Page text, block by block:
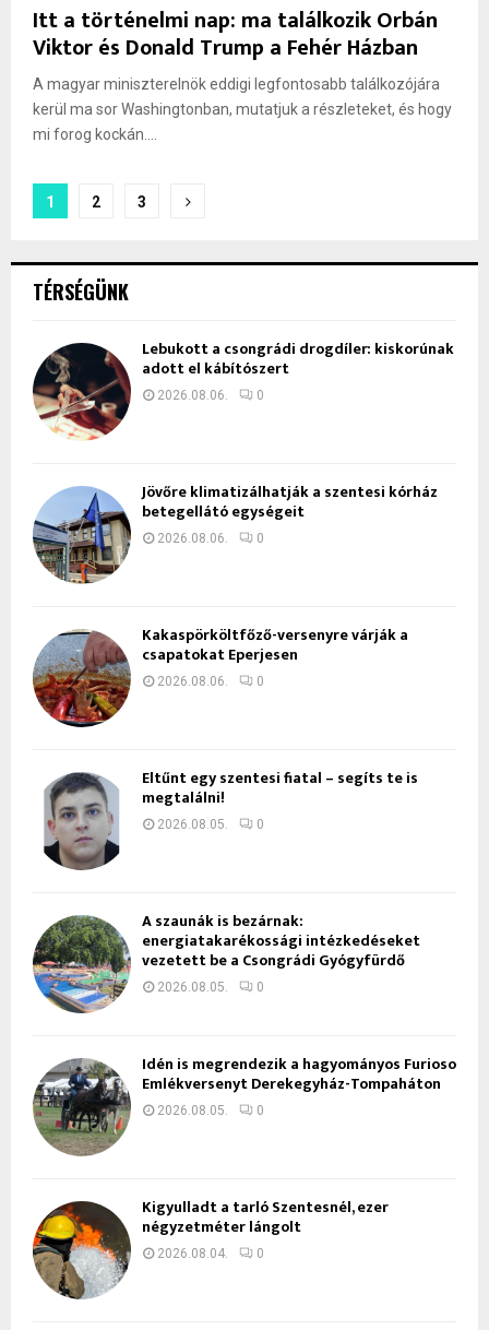
Itt a történelmi nap: ma találkozik Orbán
Viktor és Donald Trump a Fehér Házban
A magyar miniszterelnök eddigi legfontosabb találkozójára
kerül ma sor Washingtonban, mutatjuk a részleteket, és hogy
mi forog kockán....
Bejegyzések
1 2 3
TÉRSÉGÜNK
Lebukott a csongrádi drogdíler: kiskorúnak
adott el kábítószert
2026.08.06. 0
Jövőre klimatizálhatják a szentesi kórház
betegellátó egységeit
2026.08.06. 0
Kakaspörköltfőző-versenyre várják a
csapatokat Eperjesen
2026.08.06. 0
Eltűnt egy szentesi fiatal – segíts te is
megtalálni!
2026.08.05. 0
A szaunák is bezárnak:
energiatakarékossági intézkedéseket
vezetett be a Csongrádi Gyógyfürdő
2026.08.05. 0
Idén is megrendezik a hagyományos Furioso
Emlékversenyt Derekegyház-Tompaháton
2026.08.05. 0
Kigyulladt a tarló Szentesnél, ezer
négyzetméter lángolt
2026.08.04. 0